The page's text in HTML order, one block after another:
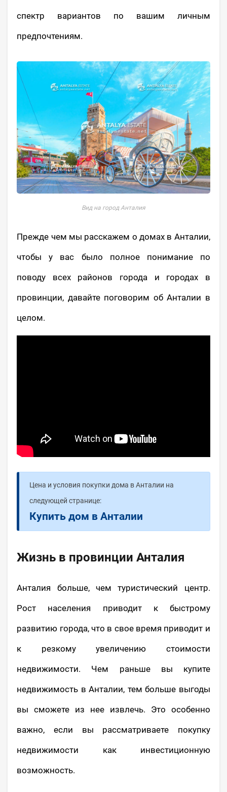
спектр вариантов по вашим личным
предпочтениям.
Вид на город Анталия
Прежде чем мы расскажем о домах в Анталии,
чтобы у вас было полное понимание по
поводу всех районов города и городах в
провинции, давайте поговорим об Анталии в
целом.
Цена и условия покупки дома в Анталии на
следующей странице:
Купить дом в Анталии
Жизнь в провинции Анталия
Анталия больше, чем туристический центр.
Рост населения приводит к быстрому
развитию города, что в свое время приводит и
к резкому увеличению стоимости
недвижимости. Чем раньше вы купите
недвижимость в Анталии, тем больше выгоды
вы сможете из нее извлечь. Это особенно
важно, если вы рассматриваете покупку
недвижимости как инвестиционную
возможность.